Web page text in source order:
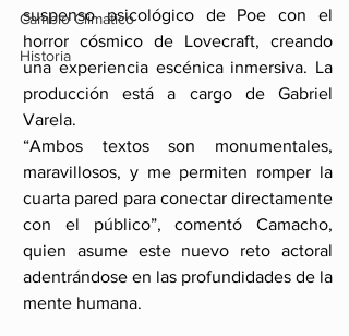
Cambio Climatico
Historia
suspenso psicológico de Poe con el
horror cósmico de Lovecraft, creando
una experiencia escénica inmersiva. La
producción está a cargo de Gabriel
Varela.
“Ambos textos son monumentales,
maravillosos, y me permiten romper la
cuarta pared para conectar directamente
con el público”, comentó Camacho,
quien asume este nuevo reto actoral
adentrándose en las profundidades de la
mente humana.